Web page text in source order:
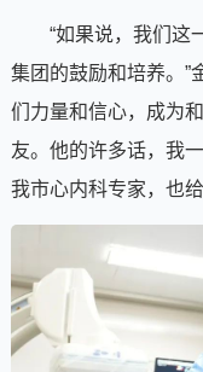
“如果说，我们这
集团的鼓励和培养。”
们力量和信心，成为
友。他的许多话，我
我市心内科专家，也